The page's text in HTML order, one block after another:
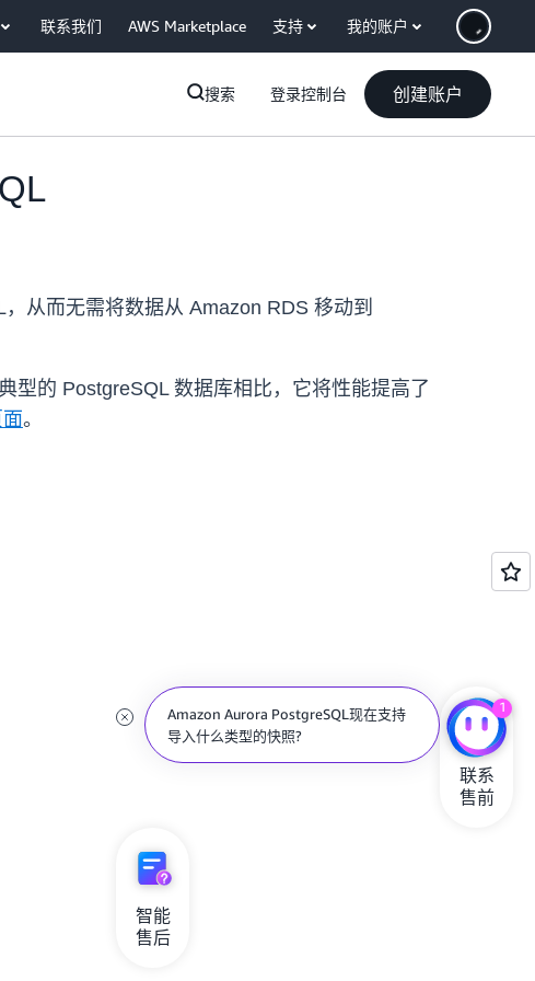
联系我们 AWS Marketplace 支持 我的账户
搜索 登录控制台 创建账户
从而无需将数据从 Amazon RDS 移动到
型的 PostgreSQL 数据库相比，它将性能提高了
。
Amazon Aurora PostgreSQL现在支持
导入什么类型的快照?
1
联系
售前
智能
售后